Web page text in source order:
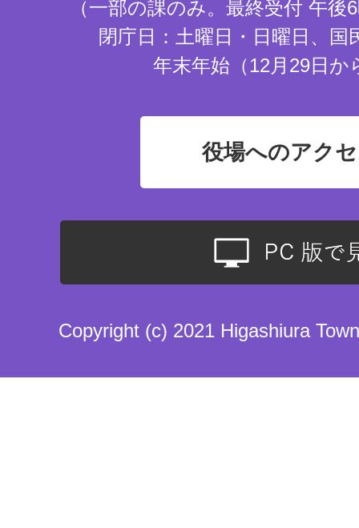
（一部の課のみ。最終受付 午
閉庁日：土曜日・日曜日、国
年末年始（12月29日か
役場へのアク
Copyright (c) 2021 Higashiura